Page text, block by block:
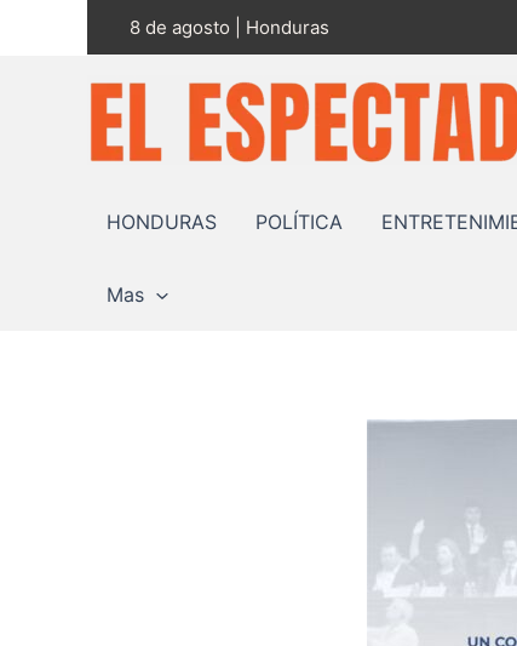
8 de agosto | Honduras
HONDURAS POLÍTICA
Mas